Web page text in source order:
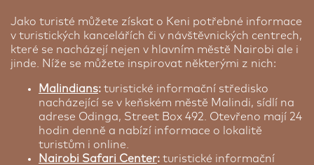
Jako turisté můžete získat o Keni potřebné informace
v turistických kancelářích či v návštěvnických centrech,
které se nacházejí nejen v hlavním městě Nairobi ale i
jinde. Níže se můžete inspirovat některými z nich:
Malindians: turistické informační středisko
nacházející se v keňském městě Malindi, sídlí na
adrese Odinga, Street Box 492. Otevřeno mají 24
hodin denně a nabízí informace o lokalitě
turistům i online.
Nairobi Safari Center: turistické informační